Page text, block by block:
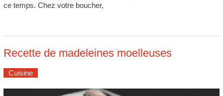
ce temps. Chez votre boucher,
Recette de madeleines moelleuses
Cuisine